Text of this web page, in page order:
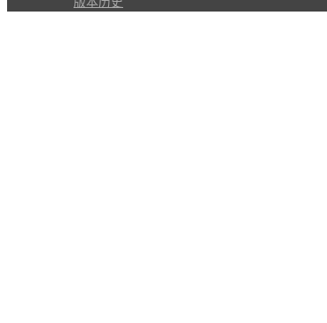
版本历史